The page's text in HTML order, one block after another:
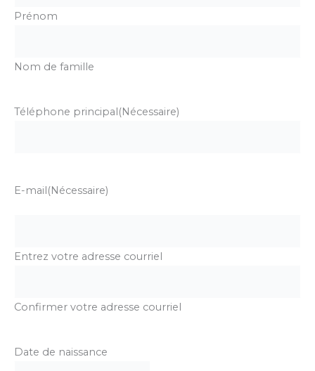
Prénom
Nom de famille
Téléphone principal (Nécessaire)
E-mail(Nécessaire)
Entrez votre adresse courriel
Confirmer votre adresse courriel
Date de naissance